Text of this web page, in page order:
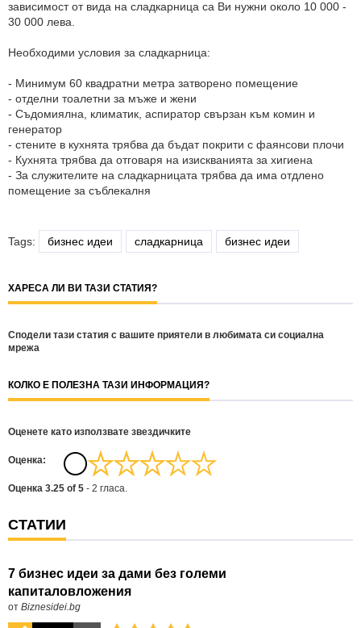
зависимост от вида на сладкарница са Ви нужни около 10 000 -
30 000 лева.
Необходими условия за сладкарница:
- Минимум 60 квадратни метра затворено помещение
- отделни тоалетни за мъже и жени
- Съдомиялна, климатик, аспиратор свързан към комин и
генератор
- стените в кухнята трябва да бъдат покрити с фаянсови плочи
- Кухнята трябва да отговаря на изискванията за хигиена
- За служителите на сладкарницата трябва да има отдлено
помещение за съблекалня
Tags: бизнес идеи сладкарница бизнес идеи
ХАРЕСА ЛИ ВИ ТАЗИ СТАТИЯ?
Сподели тази статия с вашите приятели в любимата си социална
мрежа
КОЛКО Е ПОЛЕЗНА ТАЗИ ИНФОРМАЦИЯ?
Оценете като използвате звездичките
Oценка:
Оценка 3.25 of 5 - 2 гласа.
СТАТИИ
7 бизнес идеи за дами без големи
капиталовложения
от Biznesidei.bg